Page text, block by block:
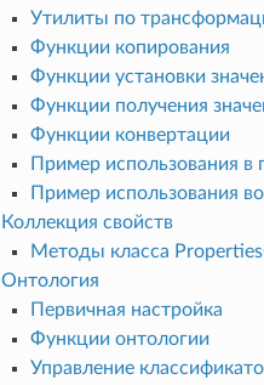
Утилиты по
Функции копирования
Функции установки
Функции получения
Функции конвертации
Пример использования
Пример использования
Коллекция свойств
Методы класса
Онтология
Первичная настройка
Функции онтологии
Управление